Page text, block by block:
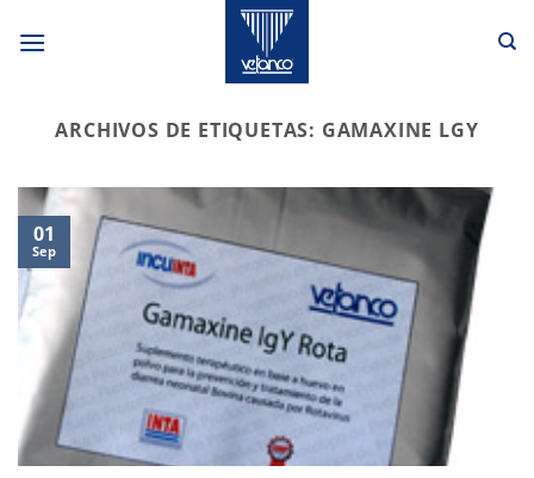
ARCHIVOS DE ETIQUETAS: GAMAXINE LGY
01
Sep